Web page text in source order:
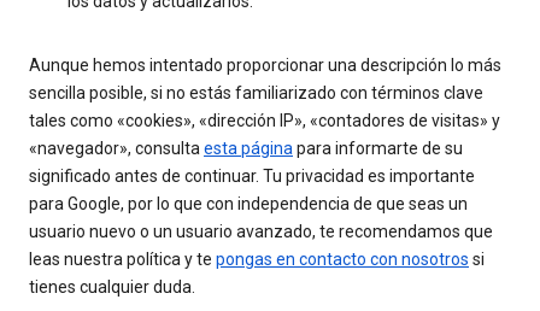
Aunque hemos intentado proporcionar una descripción lo más
sencilla posible, si no estás familiarizado con términos clave
tales como «cookies», «dirección IP», «contadores de visitas» y
«navegador», consultaesta páginapara informarte de su
significado antes de continuar. Tu privacidad es importante
para Google, por lo que con independencia de que seas un
usuario nuevo o un usuario avanzado, te recomendamos que
leas nuestra política y te pongas en contacto con nosotros si
tienes cualquier duda.